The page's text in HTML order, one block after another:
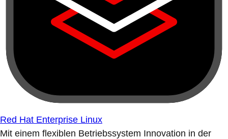
Red Hat Enterprise Linux
Mit einem flexiblen Betriebssystem Innovation in der